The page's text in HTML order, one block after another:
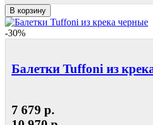
В корзину
-30%
Балетки Tuffoni из
7 679 р.